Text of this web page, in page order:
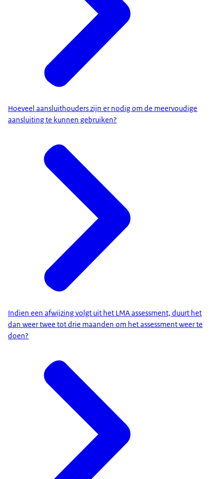
Hoeveel aansluithouders zijn er nodig om de meervoudige
aansluiting te kunnen gebruiken?
Indien een afwijzing volgt uit het LMA assessment, duurt het
dan weer twee tot drie maanden om het assessment weer te
doen?